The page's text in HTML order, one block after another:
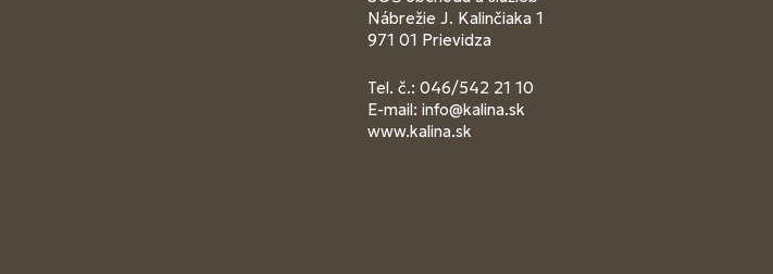
Nábrežie J. Kalinčiaka 1
971 01 Prievidza
Tel. č.: 046/542 21 10
E-mail: info@kalina.sk
www.kalina.sk